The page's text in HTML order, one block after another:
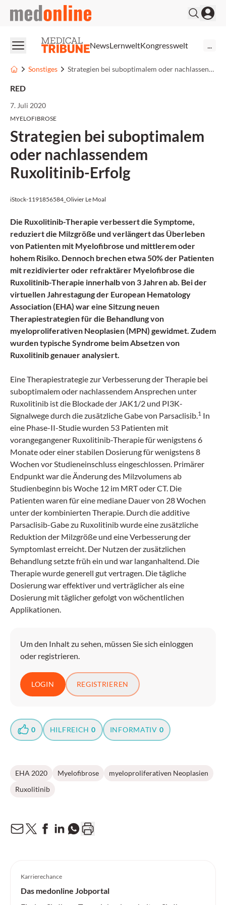
medonline
NewsLernweltKongresswelt
Sonstiges Strategien bei suboptimalem oder nachlassendem Ruxolitinib-Erfolg
RED
7. Juli 2020
MYELOFIBROSE
Strategien bei suboptimalem
oder nachlassendem
Ruxolitinib-Erfolg
iStock-1191856584_Olivier Le Moal
Die Ruxolitinib-Therapie verbessert die Symptome,
reduziert die Milzgröße und verlängert das Überleben
von Patienten mit Myelofibrose und mittlerem oder
hohem Risiko. Dennoch brechen etwa 50% der Patienten
mit rezidivierter oder refraktärer Myelofibrose die
Ruxolitinib-Therapie innerhalb von 3 Jahren ab. Bei der
virtuellen Jahrestagung der European Hematology
Association (EHA) war eine Sitzung neuen
Therapiestrategien für die Behandlung von
myeloproliferativen Neoplasien (MPN) gewidmet. Zudem
wurden typische Syndrome beim Absetzen von
Ruxolitinib genauer analysiert.
Eine Therapiestrategie zur Verbesserung der Therapie bei
suboptimalem oder nachlassendem Ansprechen unter
Ruxolitinib ist die Blockade der JAK1/2 und PI3K-
Signalwege durch die zusätzliche Gabe von Parsaclisib.1 In
eine Phase-II-Studie wurden 53 Patienten mit
vorangegangener Ruxolitinib-Therapie für wenigstens 6
Monate oder einer stabilen Dosierung für wenigstens 8
Wochen vor Studieneinschluss eingeschlossen. Primärer
Endpunkt war die Änderung des Milzvolumens ab
Studienbeginn bis Woche 12 im MRT oder CT. Die
Patienten waren für eine mediane Dauer von 28 Wochen
unter der kombinierten Therapie. Durch die additive
Parsaclisib-Gabe zu Ruxolitinib wurde eine zusätzliche
Reduktion der Milzgröße und eine Verbesserung der
Symptomlast erreicht. Der Nutzen der zusätzlichen
Behandlung setzte früh ein und war langanhaltend. Die
Therapie wurde generell gut vertragen. Die tägliche
Dosierung war effektiver und verträglicher als eine
Dosierung mit täglicher gefolgt von wöchentlichen
Applikationen.
Um den Inhalt zu sehen, müssen Sie sich einloggen
oder registrieren.
LOGIN REGISTRIEREN
0 HILFREICH 0 INFORMATIV 0
EHA 2020 Myelofibrose
myeloproliferativen Neoplasien
Ruxolitinib
Karrierechance
Das medonline Jobportal